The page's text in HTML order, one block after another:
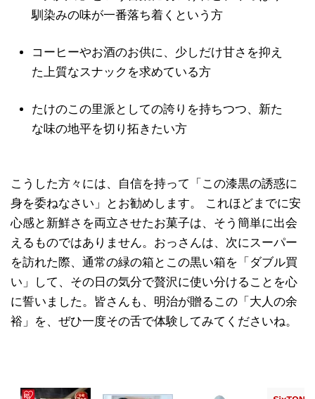
馴染みの味が一番落ち着くという方
コーヒーやお酒のお供に、少しだけ甘さを抑え
た上質なスナックを求めている方
たけのこの里派としての誇りを持ちつつ、新た
な味の地平を切り拓きたい方
こうした方々には、自信を持って「この漆黒の誘惑に
身を委ねなさい」とお勧めします。 これほどまでに安
心感と新鮮さを両立させたお菓子は、そう簡単に出会
えるものではありません。おっさんは、次にスーパー
を訪れた際、通常の緑の箱とこの黒い箱を「ダブル買
い」して、その日の気分で贅沢に使い分けることを心
に誓いました。皆さんも、明治が贈るこの「大人の余
裕」を、ぜひ一度その舌で体験してみてくださいね。